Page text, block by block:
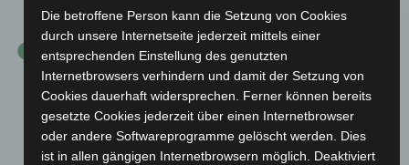
Die betroffene Person kann die Setzung von Cookies
durch unsere Internetseite jederzeit mittels einer
entsprechenden Einstellung des genutzten
Internetbrowsers verhindern und damit der Setzung von
Cookies dauerhaft widersprechen. Ferner können bereits
gesetzte Cookies jederzeit über einen Internetbrowser
oder andere Softwareprogramme gelöscht werden. Dies
ist in allen gängigen Internetbrowsern möglich. Deaktiviert